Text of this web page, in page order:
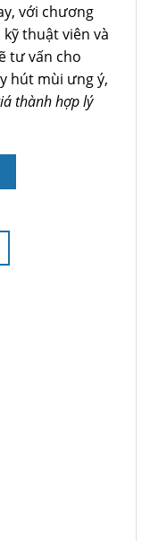
với chương
kỹ thuật viên và
tư vấn cho
hút mùi ưng ý,
thành hợp lý